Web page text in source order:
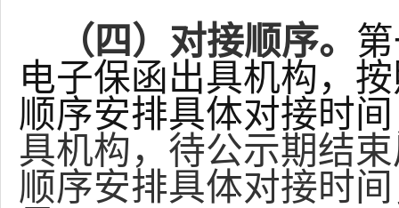
（四）对接顺序。
电子保函出具机构，
顺序安排具体对接时
具机构，待公示期结
顺序安排具体对接时